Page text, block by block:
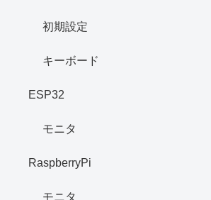
初期設定
キーボード
ESP32
モニタ
RaspberryPi
モニタ